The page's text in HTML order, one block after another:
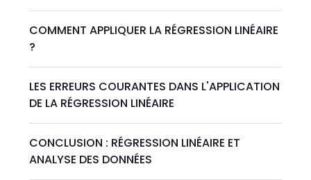
COMMENT APPLIQUER LA RÉGRESSION LINÉAIRE
?
LES ERREURS COURANTES DANS L'APPLICATION
DE LA RÉGRESSION LINÉAIRE
CONCLUSION : RÉGRESSION LINÉAIRE ET
ANALYSE DES DONNÉES